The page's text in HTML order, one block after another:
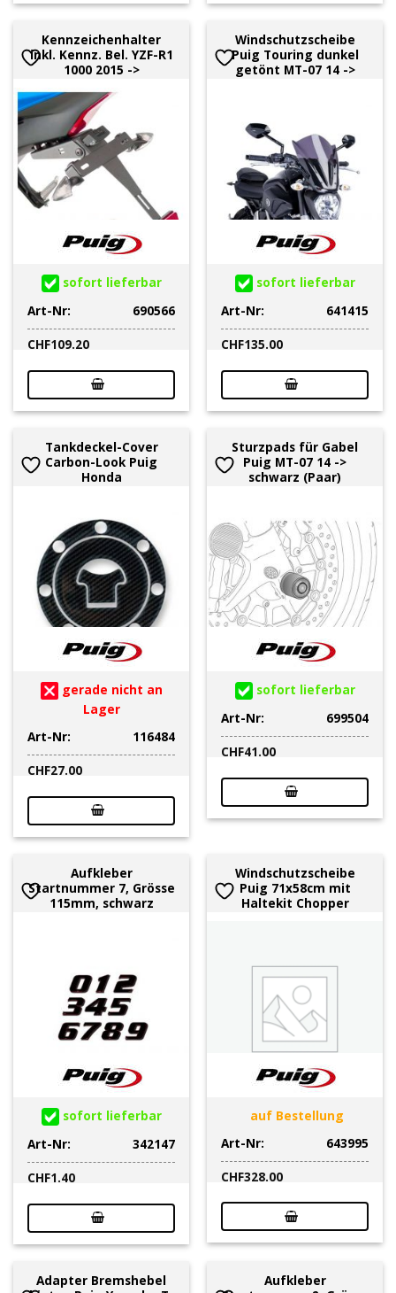
Kennzeichenhalter
inkl. Kennz. Bel. YZF-R1
1000 2015 ->
sofort lieferbar
Art-Nr:
690566
CHF109.20
Windschutzscheibe
Puig Touring dunkel
getönt MT-07 14 ->
sofort lieferbar
Art-Nr:
641415
CHF135.00
Tankdeckel-Cover
Carbon-Look Puig
Honda
gerade nicht an
Lager
Art-Nr:
116484
CHF27.00
Sturzpads für Gabel
Puig MT-07 14 ->
schwarz (Paar)
sofort lieferbar
Art-Nr:
699504
CHF41.00
Aufkleber
Startnummer 7, Grösse
115mm, schwarz
sofort lieferbar
Art-Nr:
342147
CHF1.40
Windschutzscheibe
Puig 71x58cm mit
Haltekit Chopper
auf Bestellung
Art-Nr:
643995
CHF328.00
Adapter Bremshebel
Aufkleber